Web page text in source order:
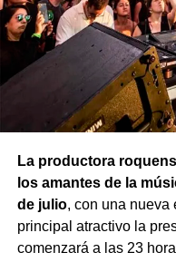
las edades. El Municipio
días dará a conocer la
La productora
los amantes de la
de julio, con una nueva
principal atractivo la
comenzará a las 23